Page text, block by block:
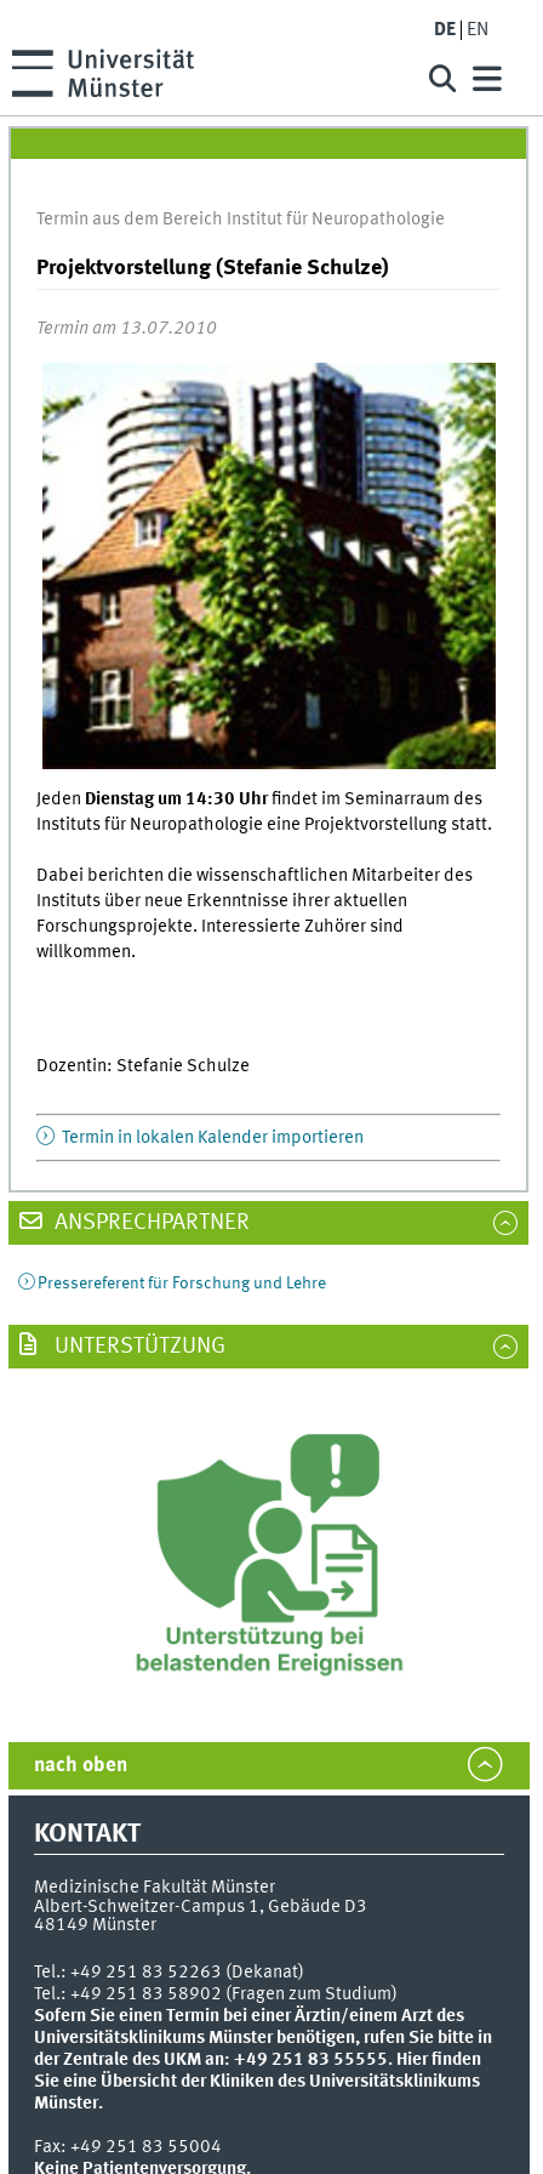
DE EN
Termin aus dem Bereich Institut für Neuropathologie
Projektvorstellung (Stefanie Schulze)
Termin am 13.07.2010
Jeden Dienstag um 14:30 Uhrfindet im Seminarraum des
Instituts für Neuropathologie eine Projektvorstellung statt.
Dabei berichten die wissenschaftlichen Mitarbeiter des
Instituts über neue Erkenntnisse ihrer aktuellen
Forschungsprojekte. Interessierte Zuhörer sind
willkommen.
Dozentin: Stefanie Schulze
Termin in lokalen Kalender importieren
ANSPRECHPARTNER
Pressereferent für Forschung und Lehre
UNTERSTÜTZUNG
nach oben
KONTAKT
Medizinische Fakultät Münster
Albert-Schweitzer-Campus 1, Gebäude D3
48149 Münster
Tel.:+49 251 83 52263 (Dekanat)
Tel.: +49 251 83 58902 (Fragen zum Studium)
Sofern Sie einen Termin bei einer Ärztin/einem Arzt des
Universitätsklinikums Münster benötigen, rufen Sie bitte in
der Zentrale des UKM an: +49 251 83 55555. Hier finden
Sie eine Übersicht der Kliniken des Universitätsklinikums
Münster.
Fax:+49 251 83 55004
Keine Patientenversorgung.